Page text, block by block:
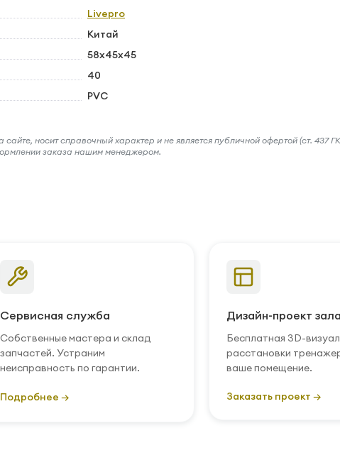
Livepro
Китай
58х45х45
40
PVC
носит справочный характер и не является публичной офертой (ст. 437
заказа нашим менеджером.
Сервисная служба
Собственные мастера и склад
запчастей. Устраним
неисправность по гарантии.
Подробнее →
Дизайн-проект зала
Бесплатная 3D-
расстановки
ваше помещение.
Заказать проект →